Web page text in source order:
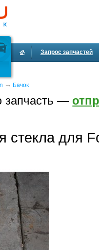
Запрос запчастей
→ Бачок
запчасть —
стекла для